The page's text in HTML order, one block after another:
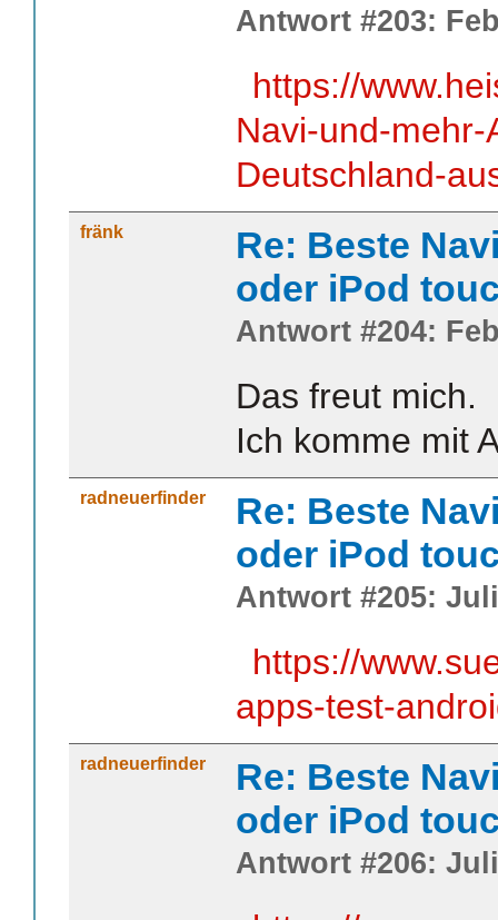
Antwort #203:
https://
Navi-und-
Deutschland-
fränk
Re: Beste
oder iPod
Antwort #204:
Das freut mich.
Ich komme mit
radneuerfinder
Re: Beste
oder iPod
Antwort #205:
https://
apps-test-
radneuerfinder
Re: Beste
oder iPod
Antwort #206: